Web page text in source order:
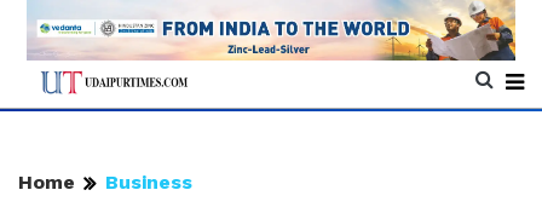
Home Business